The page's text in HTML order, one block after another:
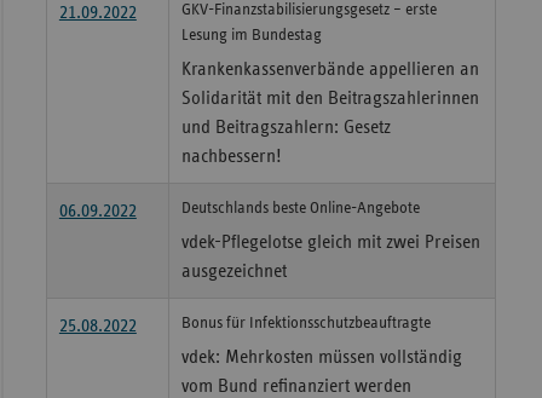
21.09.2022
GKV-Finanzstabilisierungsgesetz – erste
Lesung im Bundestag
Krankenkassenverbände appellieren an
Solidarität mit den Beitragszahlerinnen
und Beitragszahlern: Gesetz
nachbessern!
06.09.2022 Deutschlands beste Online-Angebote
vdek-Pflegelotse gleich mit zwei Preisen
ausgezeichnet
25.08.2022 Bonus für Infektionsschutzbeauftragte
vdek: Mehrkosten müssen vollständig
vom Bund refinanziert werden